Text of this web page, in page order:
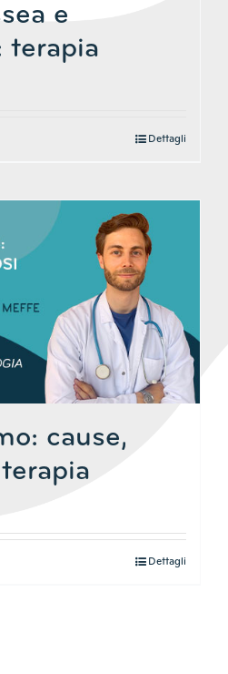
e
terapia
Dettagli
cause,
Dettagli